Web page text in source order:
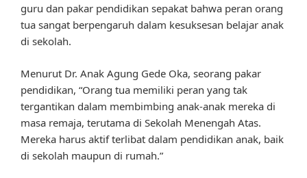
guru dan pakar pendidikan sepakat bahwa peran orang
tua sangat berpengaruh dalam kesuksesan belajar anak
di sekolah.
Menurut Dr. Anak Agung Gede Oka, seorang pakar
pendidikan, “Orang tua memiliki peran yang tak
tergantikan dalam membimbing anak-anak mereka di
masa remaja, terutama di Sekolah Menengah Atas.
Mereka harus aktif terlibat dalam pendidikan anak, baik
di sekolah maupun di rumah.”